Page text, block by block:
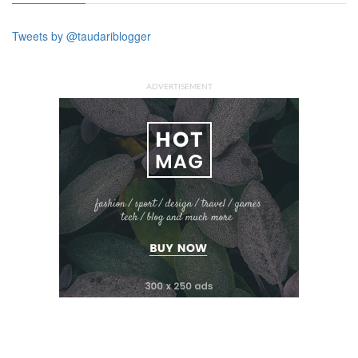
Tweets by @taudariblogger
ADVERTISEMENT